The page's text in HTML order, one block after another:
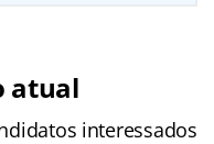
atual
interessados